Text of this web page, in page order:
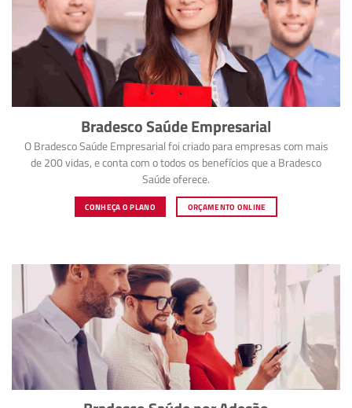
Bradesco Saúde Empresarial
O Bradesco Saúde Empresarial foi criado para empresas com mais
de 200 vidas, e conta com o todos os benefícios que a Bradesco
Saúde oferece.
CONHEÇA O PLANO ORÇAMENTO ONLINE